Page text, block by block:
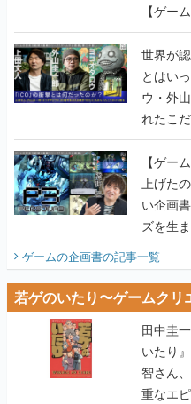
【ゲー
世界が
とはい
ウ・外
れたこ
画書】
【ゲー
上げた
い企画
ズを生
ゲームの企画書の記事一覧
若ゲのいたり〜ゲームクリ
田中圭
いたり
智さん
重なエ